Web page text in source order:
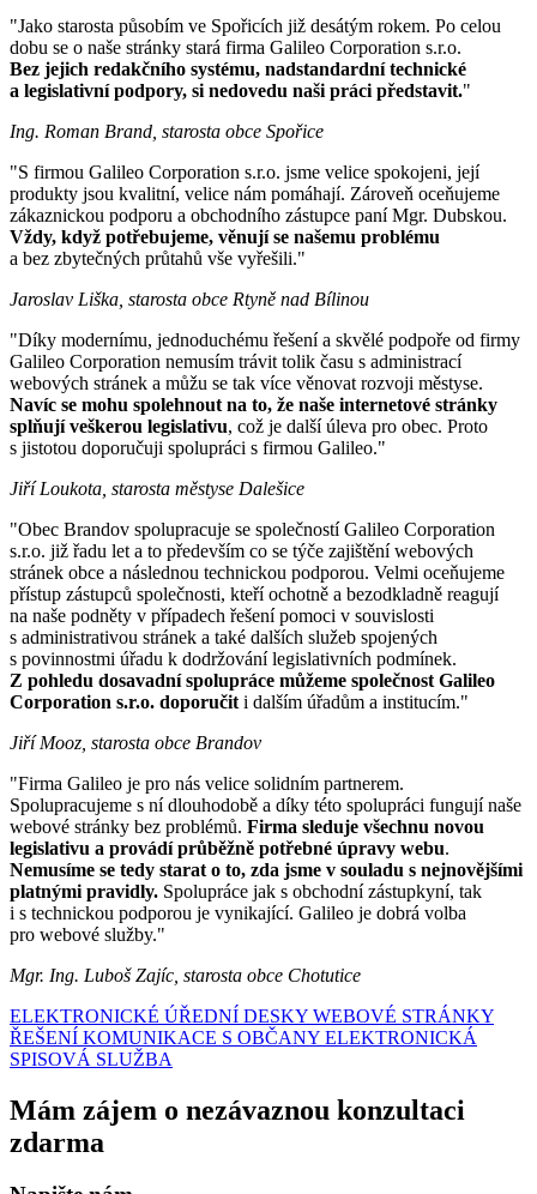
"Jako starosta působím ve Spořicích již desátým rokem. Po celou
dobu se o naše stránky stará firma Galileo Corporation s.r.o.
Bez jejich redakčního systému, nadstandardní technické
a legislativní podpory, si nedovedu naši práci představit."
Ing. Roman Brand, starosta obce Spořice
"S firmou Galileo Corporation s.r.o. jsme velice spokojeni, její
produkty jsou kvalitní, velice nám pomáhají. Zároveň oceňujeme
zákaznickou podporu a obchodního zástupce paní Mgr. Dubskou.
Vždy, když potřebujeme, věnují se našemu problému
a bez zbytečných průtahů vše vyřešili."
Jaroslav Liška, starosta obce Rtyně nad Bílinou
"Díky modernímu, jednoduchému řešení a skvělé podpoře od firmy
Galileo Corporation nemusím trávit tolik času s administrací
webových stránek a můžu se tak více věnovat rozvoji městyse.
Navíc se mohu spolehnout na to, že naše internetové stránky
splňují veškerou legislativu, což je další úleva pro obec. Proto
s jistotou doporučuji spolupráci s firmou Galileo."
Jiří Loukota, starosta městyse Dalešice
"Obec Brandov spolupracuje se společností Galileo Corporation
s.r.o. již řadu let a to především co se týče zajištění webových
stránek obce a následnou technickou podporou. Velmi oceňujeme
přístup zástupců společnosti, kteří ochotně a bezodkladně reagují
na naše podněty v případech řešení pomoci v souvislosti
s administrativou stránek a také dalších služeb spojených
s povinnostmi úřadu k dodržování legislativních podmínek.
Z pohledu dosavadní spolupráce můžeme společnost Galileo
Corporation s.r.o. doporučit i dalším úřadům a institucím."
Jiří Mooz, starosta obce Brandov
"Firma Galileo je pro nás velice solidním partnerem.
Spolupracujeme s ní dlouhodobě a díky této spolupráci fungují naše
webové stránky bez problémů. Firma sleduje všechnu novou
legislativu a provádí průběžně potřebné úpravy webu.
Nemusíme se tedy starat o to, zda jsme v souladu s nejnovějšími
platnými pravidly. Spolupráce jak s obchodní zástupkyní, tak
i s technickou podporou je vynikající. Galileo je dobrá volba
pro webové služby."
Mgr. Ing. Luboš Zajíc, starosta obce Chotutice
ELEKTRONICKÉ ÚŘEDNÍ DESKY WEBOVÉ STRÁNKY
ŘEŠENÍ KOMUNIKACE S OBČANY ELEKTRONICKÁ
SPISOVÁ SLUŽBA
Mám zájem o nezávaznou konzultaci
zdarma